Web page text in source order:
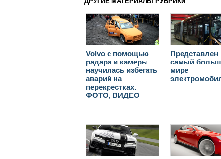
Volvo с помощью
радара и камеры
научилась избегать
аварий на
перекрестках.
ФОТО, ВИДЕО
Представлен
самый
мире